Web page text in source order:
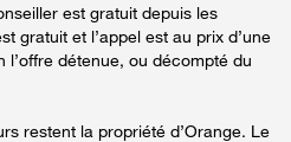
est gratuit depuis les
gratuit et l’appel est au prix d’une
détenue, ou décompté du
restent la propriété d’Orange. Le